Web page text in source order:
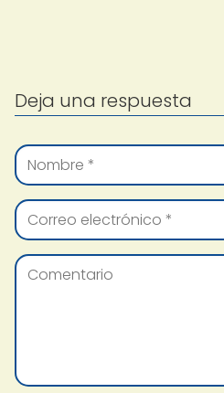
Deja una respuesta